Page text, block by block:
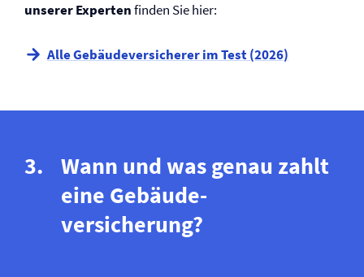
unserer Expertenfinden Sie hier:
Alle Gebäude­versicherer im Test (2026)
Wann und was genau zahlt
eine Gebäude­
versicherung?